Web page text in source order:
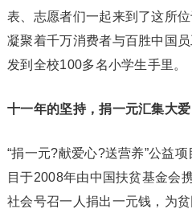
表、志愿者们一起来到了这所
凝聚着千万消费者与百胜中国
发到全校100多名小学生手里。
十一年的坚持，捐一元汇集大爱
“捐一元?献爱心?送营养”公益
目于2008年由中国扶贫基金会
社会号召一人捐出一元钱，为